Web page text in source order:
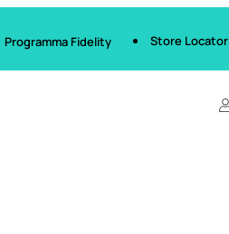
Programma Fidelity Store Locator